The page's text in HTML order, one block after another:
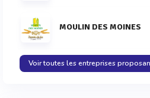
MOULIN DES MOINES
Voir toutes les entreprises